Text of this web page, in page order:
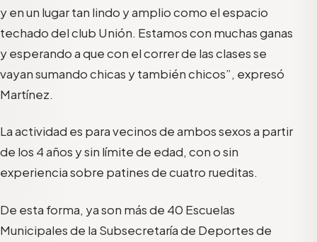
y en un lugar tan lindo y amplio como el espacio
techado del club Unión. Estamos con muchas ganas
y esperando a que con el correr de las clases se
vayan sumando chicas y también chicos”, expresó
Martínez.
La actividad es para vecinos de ambos sexos a partir
de los 4 años y sin límite de edad, con o sin
experiencia sobre patines de cuatro rueditas.
De esta forma, ya son más de 40 Escuelas
Municipales de la Subsecretaría de Deportes de